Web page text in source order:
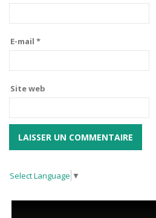
E-mail *
Site web
Select Language ▼